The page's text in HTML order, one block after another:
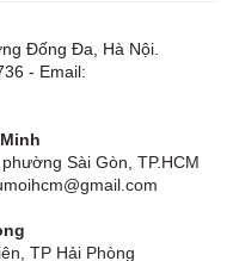
Đống Đa, Hà Nội.
- Email:
Sài Gòn, TP.HCM
TP Hải Phòng